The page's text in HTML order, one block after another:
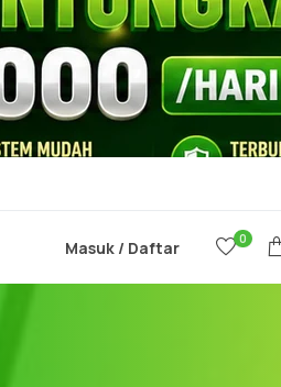
Masuk / Daftar 0